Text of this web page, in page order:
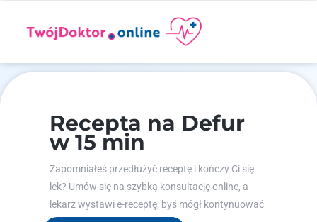
Recepta na Defur
w 15 min
Zapomniałeś przedłużyć receptę i kończy Ci się
lek? Umów się na szybką konsultację online, a
lekarz wystawi e-receptę, byś mógł kontynuować